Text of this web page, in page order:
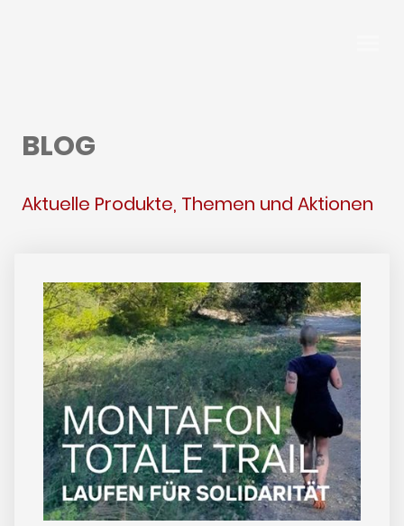
BLOG
Aktuelle Produkte, Themen und Aktionen